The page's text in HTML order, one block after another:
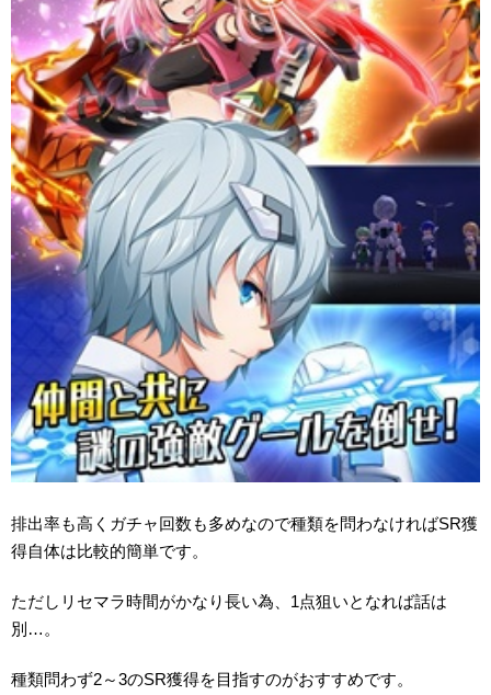
排出率も高くガチャ回数も多めなので種類を問わなければSR獲
得自体は比較的簡単です。
ただしリセマラ時間がかなり長い為、1点狙いとなれば話は
別…。
種類問わず2～3のSR獲得を目指すのがおすすめです。